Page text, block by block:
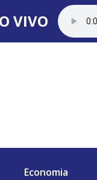
VIVO
Economia